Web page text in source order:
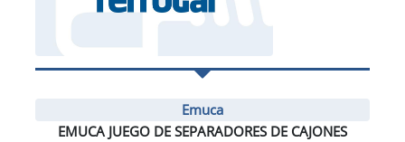
Emuca
EMUCA JUEGO DE SEPARADORES DE CAJONES